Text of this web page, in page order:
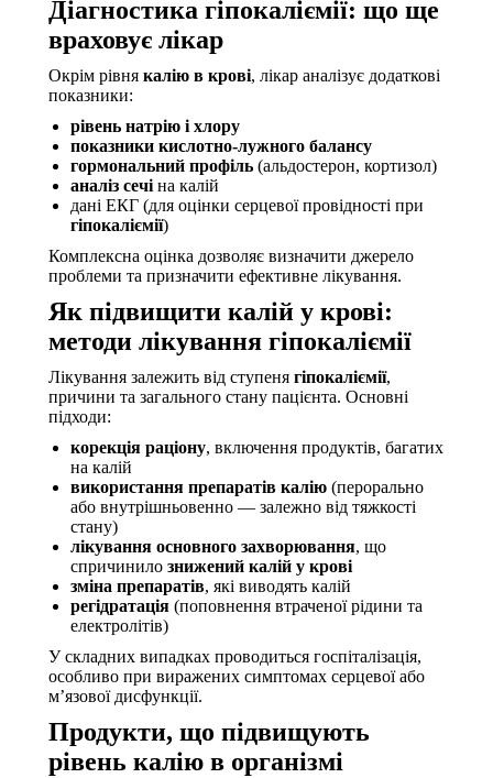
Діагностика гіпокаліємії: що ще
враховує лікар
Окрім рівня калію в крові, лікар аналізує додаткові
показники:
рівень натрію і хлору
показники кислотно-лужного балансу
гормональний профіль (альдостерон, кортизол)
аналіз сечі на калій
дані ЕКГ (для оцінки серцевої провідності при
гіпокаліємії)
Комплексна оцінка дозволяє визначити джерело
проблеми та призначити ефективне лікування.
Як підвищити калій у крові:
методи лікування гіпокаліємії
Лікування залежить від ступеня гіпокаліємії,
причини та загального стану пацієнта. Основні
підходи:
корекція раціону, включення продуктів, багатих
на калій
використання препаратів калію (перорально
або внутрішньовенно — залежно від тяжкості
стану)
лікування основного захворювання, що
спричинило знижений калій у крові
зміна препаратів, які виводять калій
регідратація (поповнення втраченої рідини та
електролітів)
У складних випадках проводиться госпіталізація,
особливо при виражених симптомах серцевої або
м’язової дисфункції.
Продукти, що підвищують
рівень калію в організмі